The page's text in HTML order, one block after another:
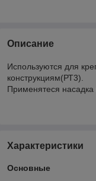
Описание
Используются для
конструкциям(РТ3).
Применятеся
Характеристики
Основные